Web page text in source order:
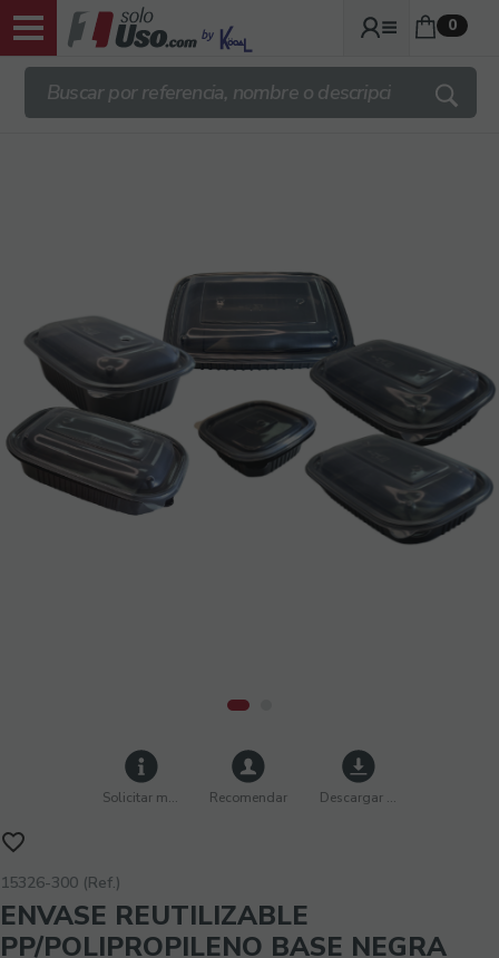
0
Solicitar más info Recomendar Descargar imágenes
15326-300 (Ref.)
ENVASE REUTILIZABLE
PP/POLIPROPILENO BASE NEGRA